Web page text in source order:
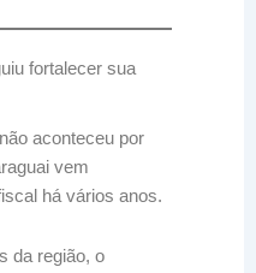
fortalecer sua
aconteceu por
vem
há vários anos.
da região, o